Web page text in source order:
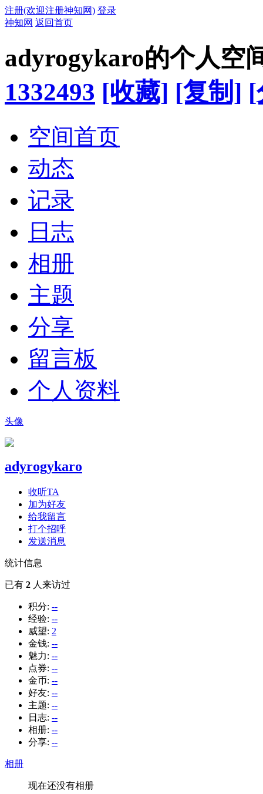
注册(欢迎注册神知网) 登录
神知网 返回首页
adyrogykaro的个人空
1332493 [收藏] [复制] [
空间首页
动态
记录
日志
相册
主题
分享
留言板
个人资料
头像
adyrogykaro
收听TA
加为好友
给我留言
打个招呼
发送消息
统计信息
已有 2 人来访过
积分: --
经验: --
威望: 2
金钱: --
魅力: --
点券: --
金币: --
好友: --
主题: --
日志: --
相册: --
分享: --
相册
现在还没有相册